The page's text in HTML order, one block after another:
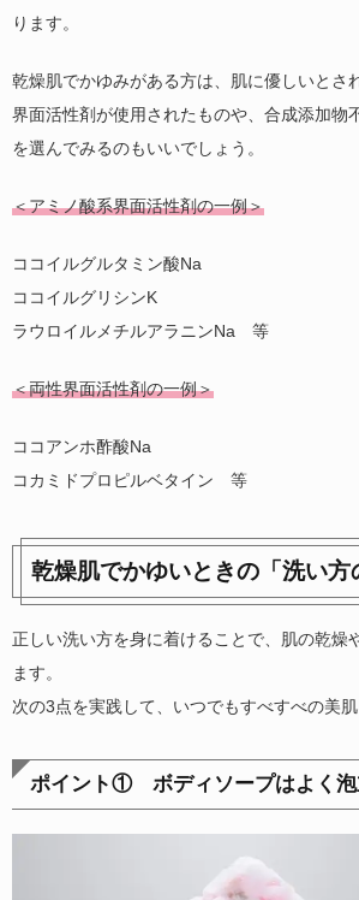
ります。
乾燥肌でかゆみがある方は、肌に優しいとさ
界面活性剤が使用されたものや、合成添加物
を選んでみるのもいいでしょう。
＜アミノ酸系界面活性剤の一例＞
ココイルグルタミン酸Na
ココイルグリシンK
ラウロイルメチルアラニンNa 等
＜両性界面活性剤の一例＞
ココアンホ酢酸Na
コカミドプロピルベタイン 等
乾燥肌でかゆいときの「洗い方
正しい洗い方を身に着けることで、肌の乾燥
ます。
次の3点を実践して、いつでもすべすべの美
ポイント① ボディソープはよく泡